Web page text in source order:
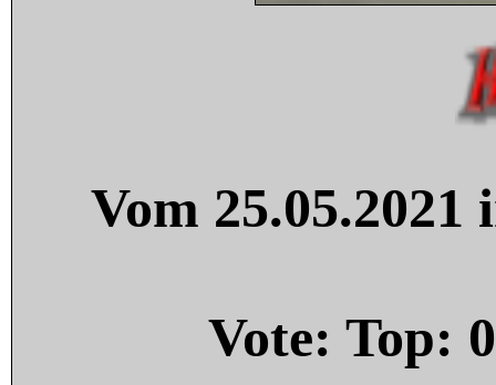
Vom
Vote: Top: 0